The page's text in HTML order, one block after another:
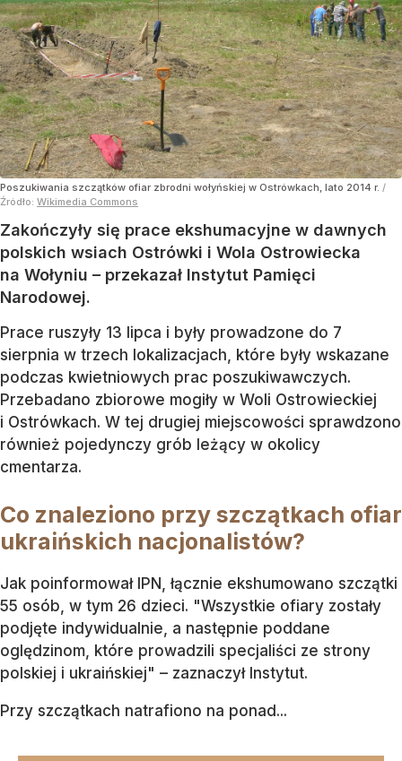
Poszukiwania szczątków ofiar zbrodni wołyńskiej w Ostrówkach, lato 2014 r. /
Źródło: Wikimedia Commons
Zakończyły się prace ekshumacyjne w dawnych
polskich wsiach Ostrówki i Wola Ostrowiecka
na Wołyniu – przekazał Instytut Pamięci
Narodowej.
Prace ruszyły 13 lipca i były prowadzone do 7
sierpnia w trzech lokalizacjach, które były wskazane
podczas kwietniowych prac poszukiwawczych.
Przebadano zbiorowe mogiły w Woli Ostrowieckiej
i Ostrówkach. W tej drugiej miejscowości sprawdzono
również pojedynczy grób leżący w okolicy
cmentarza.
Co znaleziono przy szczątkach ofiar
ukraińskich nacjonalistów?
Jak poinformował IPN, łącznie ekshumowano szczątki
55 osób, w tym 26 dzieci. "Wszystkie ofiary zostały
podjęte indywidualnie, a następnie poddane
oględzinom, które prowadzili specjaliści ze strony
polskiej i ukraińskiej" – zaznaczył Instytut.
Przy szczątkach natrafiono na ponad...